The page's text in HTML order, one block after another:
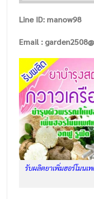
Line ID: manow98
Email :
รับผลิตยาเพิ่มฮอร์โมนเ